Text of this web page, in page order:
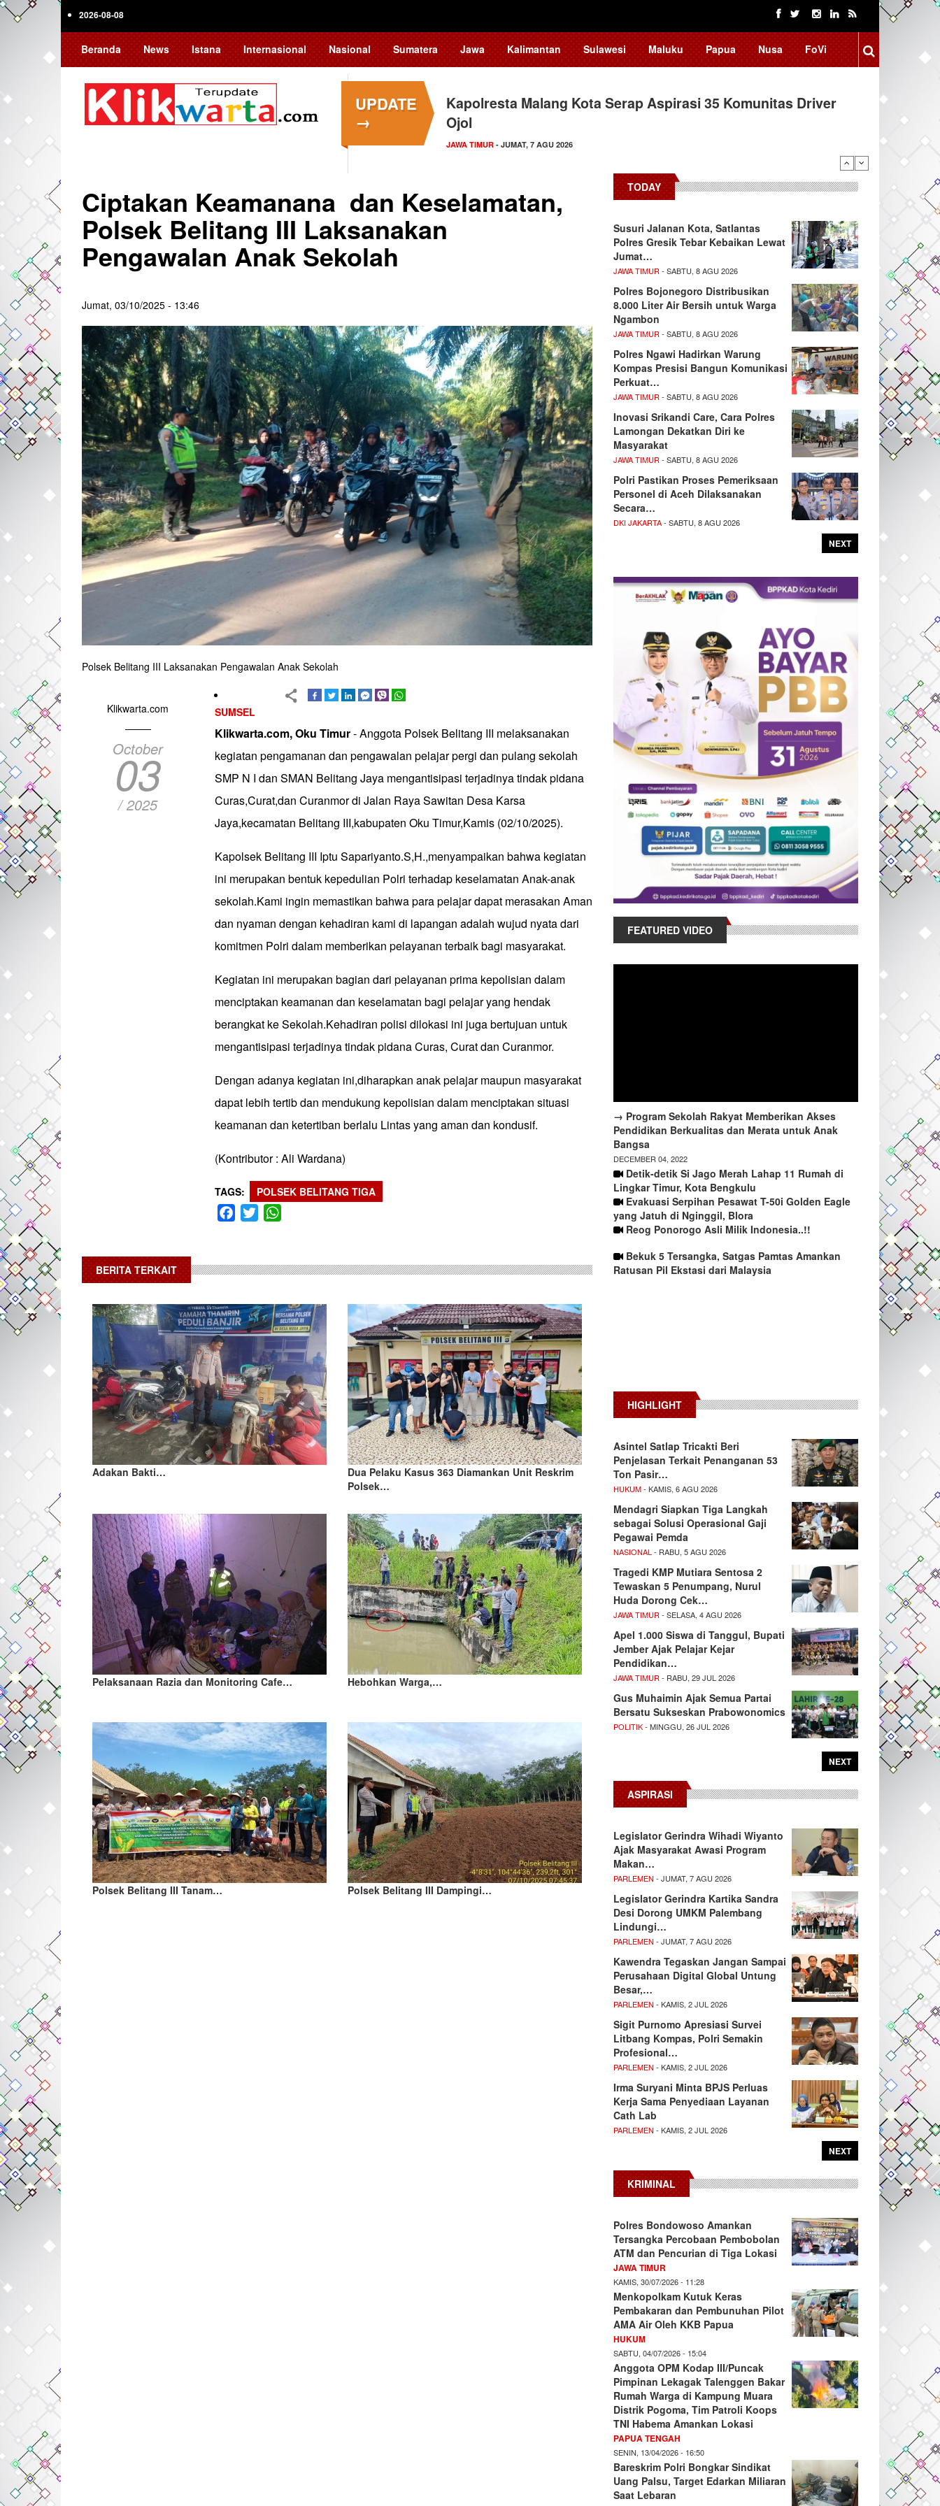
Skip
2026-08-08
Beranda News Istana Internasional Nasional Sumatera Jawa Kalimantan Sulawesi Maluku Papua Nusa FoVi
UPDATE
→
Kapolresta Malang Kota Serap Aspirasi 35 Komunitas Driver
Ojol
JAWA TIMUR - JUMAT, 7 AGU 2026
Ciptakan Keamanana dan Keselamatan,
Polsek Belitang III Laksanakan
Pengawalan Anak Sekolah
Jumat, 03/10/2025 - 13:46
Polsek Belitang III Laksanakan Pengawalan Anak Sekolah
Klikwarta.com
October
03
/ 2025
SUMSEL
Klikwarta.com, Oku Timur- Anggota Polsek Belitang III melaksanakan
kegiatan pengamanan dan pengawalan pelajar pergi dan pulang sekolah
SMP N I dan SMAN Belitang Jaya mengantisipasi terjadinya tindak pidana
Curas,Curat,dan Curanmor di Jalan Raya Sawitan Desa Karsa
Jaya,kecamatan Belitang III,kabupaten Oku Timur,Kamis (02/10/2025).
Kapolsek Belitang III Iptu Sapariyanto.S,H.,menyampaikan bahwa kegiatan
ini merupakan bentuk kepedulian Polri terhadap keselamatan Anak-anak
sekolah.Kami ingin memastikan bahwa para pelajar dapat merasakan Aman
dan nyaman dengan kehadiran kami di lapangan adalah wujud nyata dari
komitmen Polri dalam memberikan pelayanan terbaik bagi masyarakat.
Kegiatan ini merupakan bagian dari pelayanan prima kepolisian dalam
menciptakan keamanan dan keselamatan bagi pelajar yang hendak
berangkat ke Sekolah.Kehadiran polisi dilokasi ini juga bertujuan untuk
mengantisipasi terjadinya tindak pidana Curas, Curat dan Curanmor.
Dengan adanya kegiatan ini,diharapkan anak pelajar maupun masyarakat
dapat lebih tertib dan mendukung kepolisian dalam menciptakan situasi
keamanan dan ketertiban berlalu Lintas yang aman dan kondusif.
(Kontributor : Ali Wardana)
TAGS POLSEK BELITANG TIGA
Facebook
Twitter
BERITA TERKAIT
Adakan Bakti…
Dua Pelaku Kasus 363 Diamankan Unit Reskrim
Polsek…
Pelaksanaan Razia dan Monitoring Cafe… Hebohkan Warga,…
Polsek Belitang III Tanam… Polsek Belitang III Dampingi…
TODAY
Susuri Jalanan Kota, Satlantas
Polres Gresik Tebar Kebaikan Lewat
Jumat…
JAWA TIMUR - SABTU, 8 AGU 2026
Polres Bojonegoro Distribusikan
8.000 Liter Air Bersih untuk Warga
Ngambon
JAWA TIMUR - SABTU, 8 AGU 2026
Polres Ngawi Hadirkan Warung
Kompas Presisi Bangun Komunikasi
Perkuat…
JAWA TIMUR - SABTU, 8 AGU 2026
Inovasi Srikandi Care, Cara Polres
Lamongan Dekatkan Diri ke
Masyarakat
JAWA TIMUR - SABTU, 8 AGU 2026
Polri Pastikan Proses Pemeriksaan
Personel di Aceh Dilaksanakan
Secara…
DKI JAKARTA- SABTU, 8 AGU 2026
NEXT
FEATURED VIDEO
→ Program Sekolah Rakyat Memberikan Akses
Pendidikan Berkualitas dan Merata untuk Anak
Bangsa
DECEMBER 04, 2022
Detik-detik Si Jago Merah Lahap 11 Rumah di
Lingkar Timur, Kota Bengkulu
Evakuasi Serpihan Pesawat T-50i Golden Eagle
yang Jatuh di Nginggil, Blora
Reog Ponorogo Asli Milik Indonesia..!!
Bekuk 5 Tersangka, Satgas Pamtas Amankan
Ratusan Pil Ekstasi dari Malaysia
HIGHLIGHT
Asintel Satlap Tricakti Beri
Penjelasan Terkait Penanganan 53
Ton Pasir…
HUKUM- KAMIS, 6 AGU 2026
Mendagri Siapkan Tiga Langkah
sebagai Solusi Operasional Gaji
Pegawai Pemda
NASIONAL - RABU, 5 AGU 2026
Tragedi KMP Mutiara Sentosa 2
Tewaskan 5 Penumpang, Nurul
Huda Dorong Cek…
JAWA TIMUR - SELASA, 4 AGU 2026
Apel 1.000 Siswa di Tanggul, Bupati
Jember Ajak Pelajar Kejar
Pendidikan…
JAWA TIMUR - RABU, 29 JUL 2026
Gus Muhaimin Ajak Semua Partai
Bersatu Sukseskan Prabowonomics
POLITIK- MINGGU, 26 JUL 2026
NEXT
ASPIRASI
Legislator Gerindra Wihadi Wiyanto
Ajak Masyarakat Awasi Program
Makan…
PARLEMEN - JUMAT, 7 AGU 2026
Legislator Gerindra Kartika Sandra
Desi Dorong UMKM Palembang
Lindungi…
PARLEMEN - JUMAT, 7 AGU 2026
Kawendra Tegaskan Jangan Sampai
Perusahaan Digital Global Untung
Besar,…
PARLEMEN - KAMIS, 2 JUL 2026
Sigit Purnomo Apresiasi Survei
Litbang Kompas, Polri Semakin
Profesional…
PARLEMEN - KAMIS, 2 JUL 2026
Irma Suryani Minta BPJS Perluas
Kerja Sama Penyediaan Layanan
Cath Lab
PARLEMEN - KAMIS, 2 JUL 2026
NEXT
KRIMINAL
Polres Bondowoso Amankan
Tersangka Percobaan Pembobolan
ATM dan Pencurian di Tiga Lokasi
JAWA TIMUR
KAMIS, 30/07/2026 - 11:28
Menkopolkam Kutuk Keras
Pembakaran dan Pembunuhan Pilot
AMA Air Oleh KKB Papua
HUKUM
SABTU, 04/07/2026 - 15:04
Anggota OPM Kodap III/Puncak
Pimpinan Lekagak Talenggen Bakar
Rumah Warga di Kampung Muara
Distrik Pogoma, Tim Patroli Koops
TNI Habema Amankan Lokasi
PAPUA TENGAH
SENIN, 13/04/2026 - 16:50
Bareskrim Polri Bongkar Sindikat
Uang Palsu, Target Edarkan Miliaran
Saat Lebaran